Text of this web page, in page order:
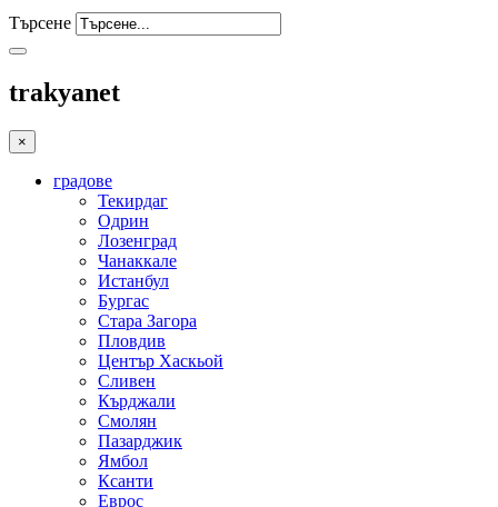
Търсене
trakyanet
×
градове
Текирдаг
Одрин
Лозенград
Чанаккале
Истанбул
Бургас
Стара Загора
Пловдив
Център Хаскьой
Сливен
Кърджали
Смолян
Пазарджик
Ямбол
Ксанти
Еврос